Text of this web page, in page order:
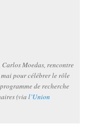
Carlos Moedas, rencontre
pour célébrer le rôle
de recherche
(vial’Union